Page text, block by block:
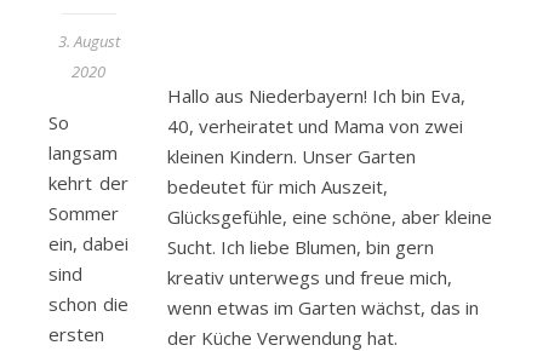
3. August
2020
So
langsam
kehrt der
Sommer
ein, dabei
sind
schon die
ersten
Hallo aus Niederbayern! Ich bin Eva,
40, verheiratet und Mama von zwei
kleinen Kindern. Unser Garten
bedeutet für mich Auszeit,
Glücksgefühle, eine schöne, aber kleine
Sucht. Ich liebe Blumen, bin gern
kreativ unterwegs und freue mich,
wenn etwas im Garten wächst, das in
der Küche Verwendung hat.